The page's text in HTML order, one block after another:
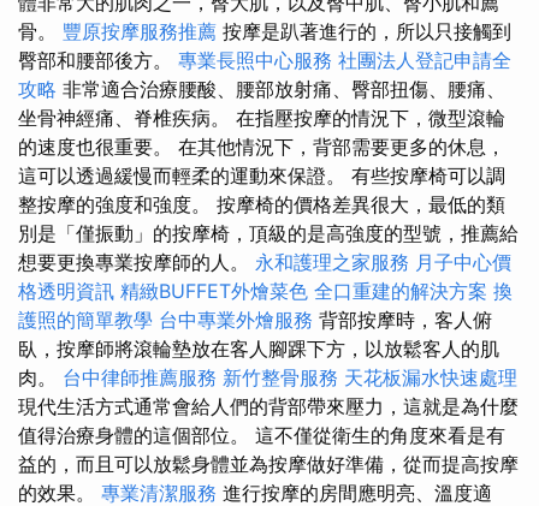
骨。 豐原按摩服務推薦 按摩是趴著進行的，所以只接觸到
臀部和腰部後方。 專業長照中心服務 社團法人登記申請全
攻略 非常適合治療腰酸、腰部放射痛、臀部扭傷、腰痛、
坐骨神經痛、脊椎疾病。 在指壓按摩的情況下，微型滾輪
的速度也很重要。 在其他情況下，背部需要更多的休息，
這可以透過緩慢而輕柔的運動來保證。 有些按摩椅可以調
整按摩的強度和強度。 按摩椅的價格差異很大，最低的類
別是「僅振動」的按摩椅，頂級的是高強度的型號，推薦給
想要更換專業按摩師的人。 永和護理之家服務 月子中心價
格透明資訊 精緻BUFFET外燴菜色 全口重建的解決方案 換
護照的簡單教學 台中專業外燴服務 背部按摩時，客人俯
臥，按摩師將滾輪墊放在客人腳踝下方，以放鬆客人的肌
肉。 台中律師推薦服務 新竹整骨服務 天花板漏水快速處理
現代生活方式通常會給人們的背部帶來壓力，這就是為什麼
值得治療身體的這個部位。 這不僅從衛生的角度來看是有
益的，而且可以放鬆身體並為按摩做好準備，從而提高按摩
的效果。 專業清潔服務 進行按摩的房間應明亮、溫度適